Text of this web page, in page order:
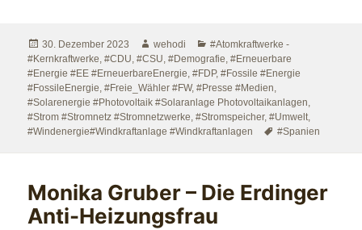
Veröffentlicht
am
30. Dezember 2023 Autor
wehodi Kategorien
#Atomkraftwerke -
#Kernkraftwerke ,#CDU ,#CSU ,#Demografie ,#Erneuerbare
#Energie #EE #ErneuerbareEnergie ,#FDP,#Fossile #Energie
#FossileEnergie ,#Freie_Wähler #FW,#Presse #Medien
#Solarenergie #Photovoltaik #Solaranlage Photovoltaikanlagen
#Strom #Stromnetz #Stromnetzwerke ,#Stromspeicher,#Umwelt
#Windenergie#Windkraftanlage #Windkraftanlagen
Schlagwörter
#Spanien
Monika Gruber – Die Erdinger
Anti-Heizungsfrau